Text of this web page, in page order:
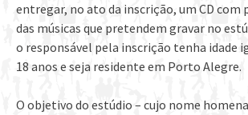
entregar, no ato da inscrição, um CD com
das músicas que pretendem gravar no
o responsável pela inscrição tenha idade
18 anos e seja residente em Porto Alegre.
O objetivo do estúdio – cujo nome